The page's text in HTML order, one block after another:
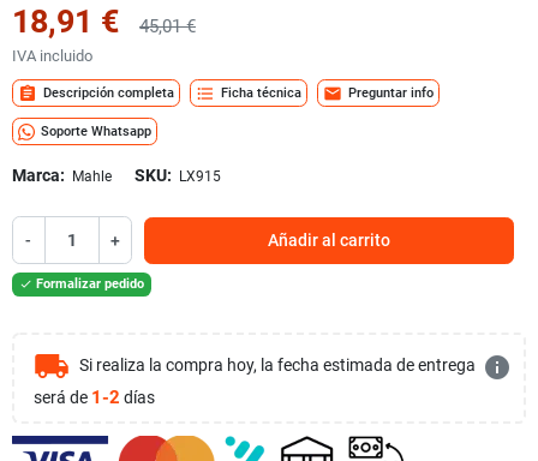
18,91 € 45,01 €
IVA incluido
assignment Descripción completa format_list_bulleted Ficha técnica mail Preguntar info
Soporte Whatsapp
Marca: Mahle SKU: LX915
- + Añadir al carrito
 Formalizar pedido
local_shipping Si realiza la compra hoy, la fecha estimada de entrega
será de 1-2 días
info